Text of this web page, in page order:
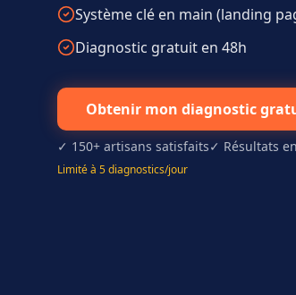
Système clé en main (landing
Diagnostic gratuit en 48h
Obtenir mon diagnostic
✓ 150+ artisans satisfaits✓ Résultats
Limité à 5 diagnostics/jour